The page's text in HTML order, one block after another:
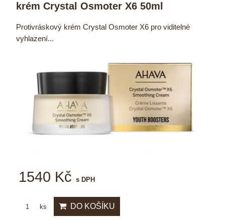
krém Crystal Osmoter X6 50ml
Protivráskový krém Crystal Osmoter X6 pro viditelné
vyhlazení...
1540 Kč s DPH
ks DO KOŠÍKU